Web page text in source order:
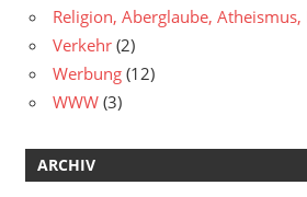
Religion, Aberglaube, Atheismus,
Verkehr (2)
Werbung (12)
WWW (3)
ARCHIV